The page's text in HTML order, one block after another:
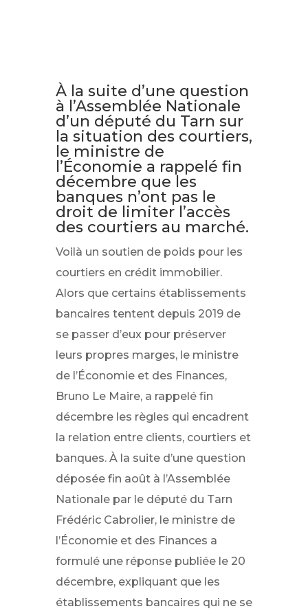
À la suite d’une question
à l’Assemblée Nationale
d’un député du Tarn sur
la situation des courtiers,
le ministre de
l’Économie a rappelé fin
décembre que les
banques n’ont pas le
droit de limiter l’accès
des courtiers au marché.
Voilà un soutien de poids pour les
courtiers en crédit immobilier.
Alors que certains établissements
bancaires tentent depuis 2019 de
se passer d’eux pour préserver
leurs propres marges, le ministre
de l’Économie et des Finances,
Bruno Le Maire, a rappelé fin
décembre les règles qui encadrent
la relation entre clients, courtiers et
banques. À la suite d’une question
déposée fin août à l’Assemblée
Nationale par le député du Tarn
Frédéric Cabrolier, le ministre de
l’Économie et des Finances a
formulé une réponse publiée le 20
décembre, expliquant que les
établissements bancaires qui ne se